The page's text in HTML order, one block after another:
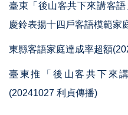
臺東「後山客共下來講客
慶鈴表揚十四戶客語模範家
東縣客語家庭達成率超額
臺東推「後山客共下來
(20241027 利貞傳播)